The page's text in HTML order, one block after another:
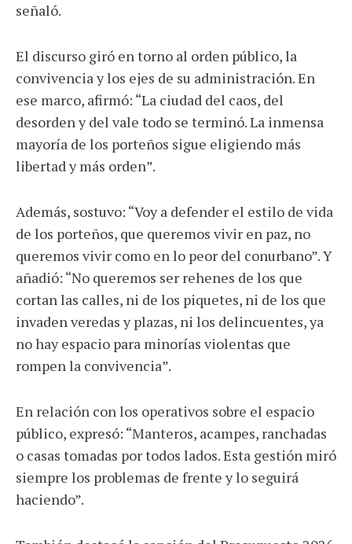
señaló.
El discurso giró en torno al orden público, la
convivencia y los ejes de su administración. En
ese marco, afirmó: “La ciudad del caos, del
desorden y del vale todo se terminó. La inmensa
mayoría de los porteños sigue eligiendo más
libertad y más orden”.
Además, sostuvo: “Voy a defender el estilo de vida
de los porteños, que queremos vivir en paz, no
queremos vivir como en lo peor del conurbano”. Y
añadió: “No queremos ser rehenes de los que
cortan las calles, ni de los piquetes, ni de los que
invaden veredas y plazas, ni los delincuentes, ya
no hay espacio para minorías violentas que
rompen la convivencia”.
En relación con los operativos sobre el espacio
público, expresó: “Manteros, acampes, ranchadas
o casas tomadas por todos lados. Esta gestión miró
siempre los problemas de frente y lo seguirá
haciendo”.